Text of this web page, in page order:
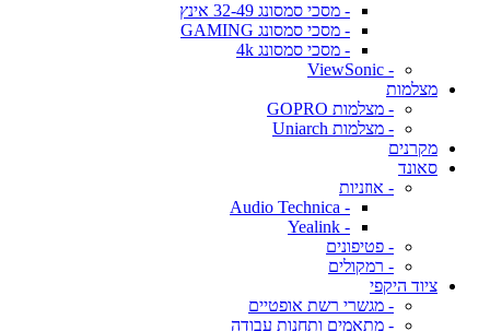
- מסכי סמסונג 32-49 אינץ
- מסכי סמסונג GAMING
- מסכי סמסונג 4k
- ViewSonic
מצלמות
- מצלמות GOPRO
- מצלמות Uniarch
מקרנים
סאונד
- אוזניות
- Audio Technica
- Yealink
- פטיפונים
- רמקולים
ציוד היקפי
- מגשרי רשת אופטיים
- מתאמים ותחנות עבודה